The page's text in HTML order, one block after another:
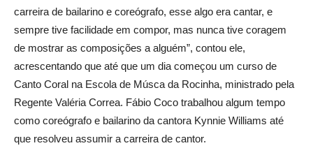
carreira de bailarino e coreógrafo, esse algo era cantar, e
sempre tive facilidade em compor, mas nunca tive coragem
de mostrar as composições a alguém”, contou ele,
acrescentando que até que um dia começou um curso de
Canto Coral na Escola de Músca da Rocinha, ministrado pela
Regente Valéria Correa. Fábio Coco trabalhou algum tempo
como coreógrafo e bailarino da cantora Kynnie Williams até
que resolveu assumir a carreira de cantor.